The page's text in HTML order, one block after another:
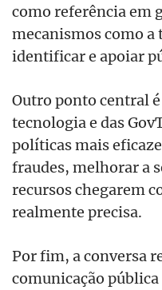
como referência em
mecanismos como a
identificar e apoiar
Outro ponto central
tecnologia e das
políticas mais
fraudes, melhorar a
recursos chegarem
realmente precisa.
Por fim, a conversa
comunicação